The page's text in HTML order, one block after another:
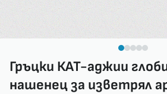
Гръцки КАТ-аджии
нашенец за изветрял